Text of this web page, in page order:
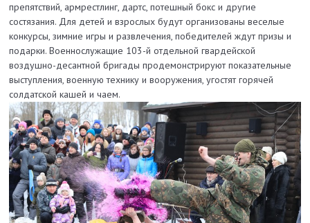
препятствий, армрестлинг, дартс, потешный бокс и другие
состязания. Для детей и взрослых будут организованы веселые
конкурсы, зимние игры и развлечения, победителей ждут призы и
подарки. Военнослужащие 103-й отдельной гвардейской
воздушно-десантной бригады продемонстрируют показательные
выступления, военную технику и вооружения, угостят горячей
солдатской кашей и чаем.